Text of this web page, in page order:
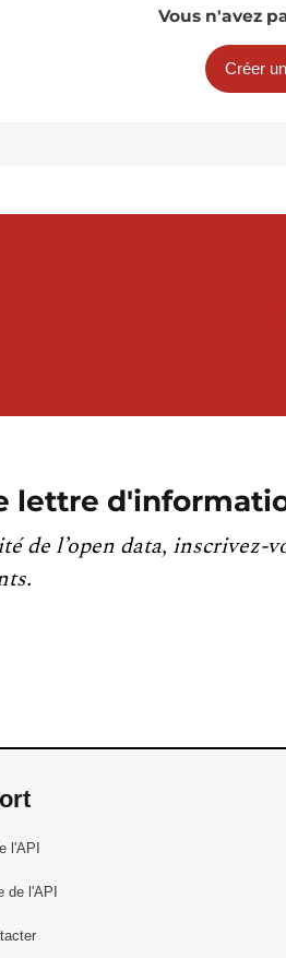
Vous n'avez
Créer
lettre
de l’open data, inscrivez-
l'API
de l'API